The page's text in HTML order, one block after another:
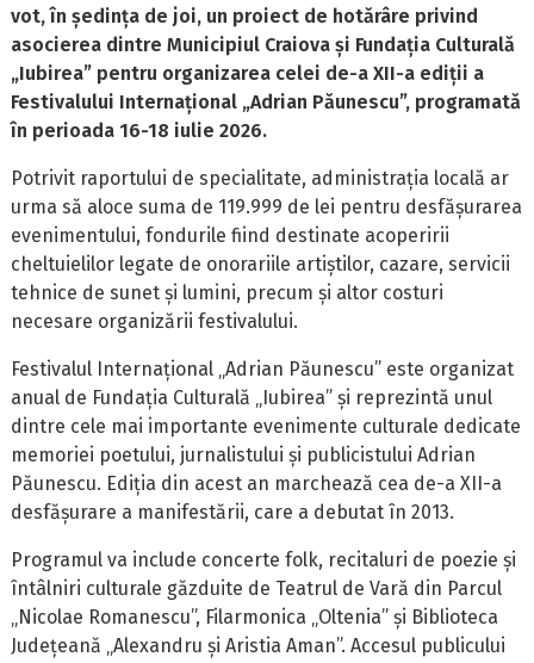
vot, în ședința de joi, un proiect de hotărâre privind
asocierea dintre Municipiul Craiova și Fundația Culturală
„Iubirea” pentru organizarea celei de-a XII-a ediții a
Festivalului Internațional „Adrian Păunescu”, programată
în perioada 16-18 iulie 2026.
Potrivit raportului de specialitate, administrația locală ar
urma să aloce suma de 119.999 de lei pentru desfășurarea
evenimentului, fondurile fiind destinate acoperirii
cheltuielilor legate de onorariile artiștilor, cazare, servicii
tehnice de sunet și lumini, precum și altor costuri
necesare organizării festivalului.
Festivalul Internațional „Adrian Păunescu” este organizat
anual de Fundația Culturală „Iubirea” și reprezintă unul
dintre cele mai importante evenimente culturale dedicate
memoriei poetului, jurnalistului și publicistului Adrian
Păunescu. Ediția din acest an marchează cea de-a XII-a
desfășurare a manifestării, care a debutat în 2013.
Programul va include concerte folk, recitaluri de poezie și
întâlniri culturale găzduite de Teatrul de Vară din Parcul
„Nicolae Romanescu”, Filarmonica „Oltenia” și Biblioteca
Județeană „Alexandru și Aristia Aman”. Accesul publicului